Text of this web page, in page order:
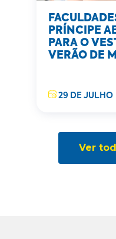
PRÍNCIPE
PARA O
VERÃO DE
29 DE JULHO
Ver